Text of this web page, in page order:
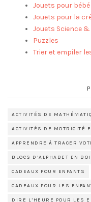
Jouets pour bébé
Jouets pour la
Jouets Science
Puzzles
Trier et empiler
ACTIVITÉS DE
ACTIVITÉS DE MOTRICITÉ
APPRENDRE À TRACER
BLOCS D’ALPHABET EN
CADEAUX POUR ENFANTS
CADEAUX POUR LES
DIRE L’HEURE POUR LES